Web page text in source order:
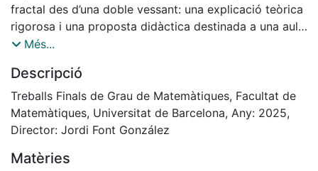
fractal des d’una doble vessant: una explicació teòrica
rigorosa i una proposta didàctica destinada a una aula
de batxillerat.
En la primera part s’introdueixen els conceptes
essencials de la geometria fractal: la construcció
d’alguns fractals geomètrics emblemàtics, els sistemes
de funcions iterades i el teorema del Collage. També
l’algorisme determinista i l’aleatori. A m´es, es
Més...
Descripció
Treballs Finals de Grau de Matemàtiques, Facultat de
Matemàtiques, Universitat de Barcelona, Any: 2025,
Director: Jordi Font González
Matèries